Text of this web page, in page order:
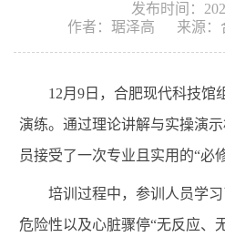
发布时间：
作者： 琚泽高 来源：
12月9日，合肥现代科技馆
演练。通过理论讲解与实操演
员接受了一次专业且实用的“必
培训过程中，参训人员学
危险性以及心脏骤停“无反应、